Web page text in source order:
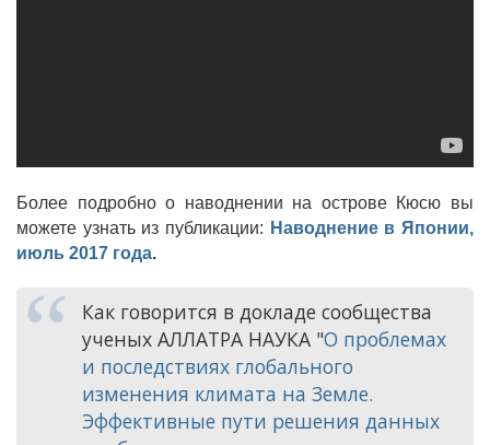
Более подробно о наводнении на острове Кюсю вы
можете узнать из публикации: Наводнение в Японии,
июль 2017 года.
Как говорится в докладе сообщества
ученых АЛЛАТРА НАУКА "О проблемах
и последствиях глобального
изменения климата на Земле.
Эффективные пути решения данных